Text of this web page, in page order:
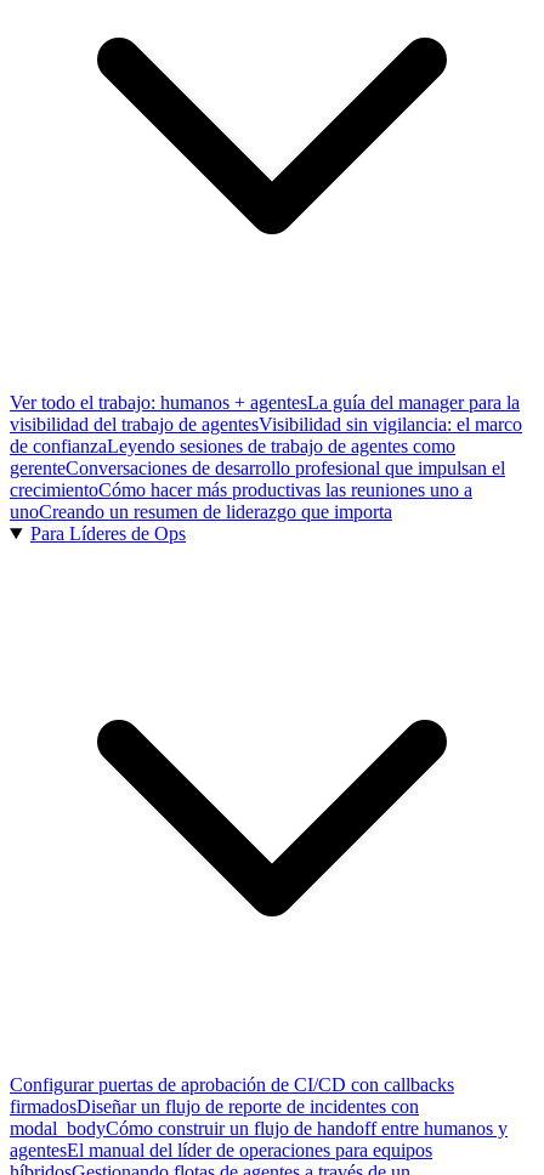
Ver todo el trabajo: humanos + agentesLa guía del manager para la
visibilidad del trabajo de agentesVisibilidad sin vigilancia: el marco
de confianzaLeyendo sesiones de trabajo de agentes como
gerenteConversaciones de desarrollo profesional que impulsan el
crecimientoCómo hacer más productivas las reuniones uno a
unoCreando un resumen de liderazgo que importa
Para Líderes de Ops
Configurar puertas de aprobación de CI/CD con callbacks
firmadosDiseñar un flujo de reporte de incidentes con
modal_bodyCómo construir un flujo de handoff entre humanos y
agentesEl manual del líder de operaciones para equipos